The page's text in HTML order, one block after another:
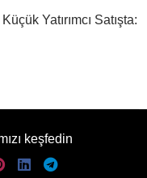
Yatırımcı Satışta:
keşfedin